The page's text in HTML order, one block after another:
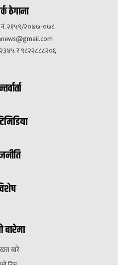
ठेगाना
नं. २१५९/२०७७-०७८
र ९८२२८८८२०६
बारेमा
बारे